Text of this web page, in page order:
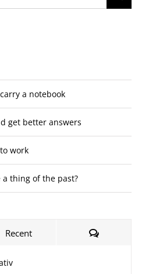
a notebook
get better answers
work
thing of the past?
Recent Comments